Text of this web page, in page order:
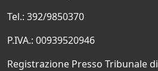
Tel.: 392/9850370
P.IVA.: 00939520946
Registrazione Presso Tribunale